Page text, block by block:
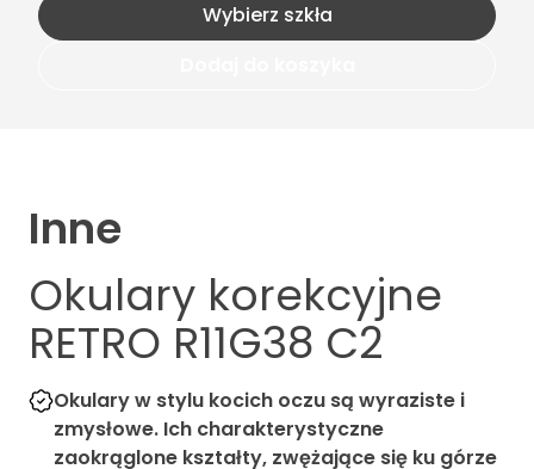
Wybierz szkła
Inne
Okulary korekcyjne
RETRO R11G38 C2
Okulary w stylu kocich oczu są wyraziste i
zmysłowe. Ich charakterystyczne
zaokrąglone kształty, zwężające się ku górze